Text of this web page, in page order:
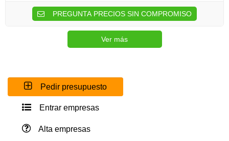
PREGUNTA PRECIOS SIN COMPROMISO
Ver más
Pedir presupuesto
Entrar empresas
Alta empresas